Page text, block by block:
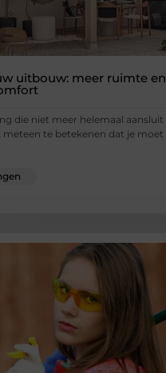
uitbouw: meer ruimte en
die niet meer helemaal aansluit
meteen te betekenen dat je moet